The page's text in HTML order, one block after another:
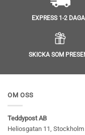
EXPRESS 1-2
SKICKA SOM
OM OSS
Teddypost AB
Heliosgatan 11, Stockholm